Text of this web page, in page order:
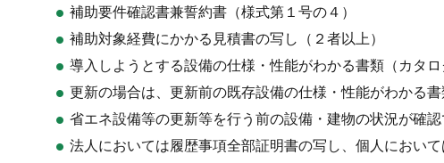
補助要件確認書兼誓約書（様式第１号の４）
補助対象経費にかかる見積書の写し（２者以上）
導入しようとする設備の仕様・性能がわかる書類（カタ
更新の場合は、更新前の既存設備の仕様・性能がわかる
省エネ設備等の更新等を行う前の設備・建物の状況が確
法人においては履歴事項全部証明書の写し、個人におい